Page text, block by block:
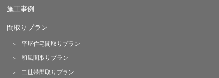
施工事例
間取りプラン
平屋住宅間取りプラン
和風間取りプラン
二世帯間取りプラン